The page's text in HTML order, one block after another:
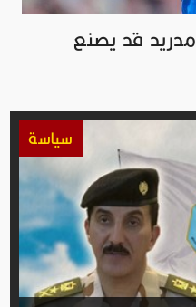
قد يصنع
سياسة